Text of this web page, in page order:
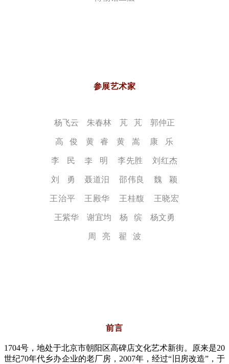
参展艺术家
杨飞云 朱春林 芃 芃 郭仲正
高 俊 黄 睿黄 嵩 康 乐
李 民 李 明 李先胜 刘红杰
刘 勇 聂道汨 邵伟良 魏 颖
王治平 王殿华 王桂馥 王晓宏
王紫华 谢宜均 杨 缤 杨文勇
周 亮 翟 波
前言
1704号，地处于北京市朝阳区高碑店文化艺术新街。原来是20
世纪70年代乡办企业的老厂房，2007年，经过“旧房改造”，于